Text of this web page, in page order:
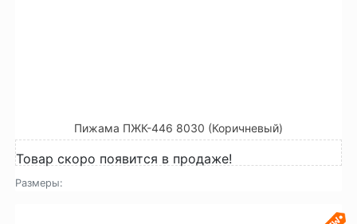
Пижама ПЖК-446 8030 (Коричневый)
Товар скоро появится в продаже!
Размеры: